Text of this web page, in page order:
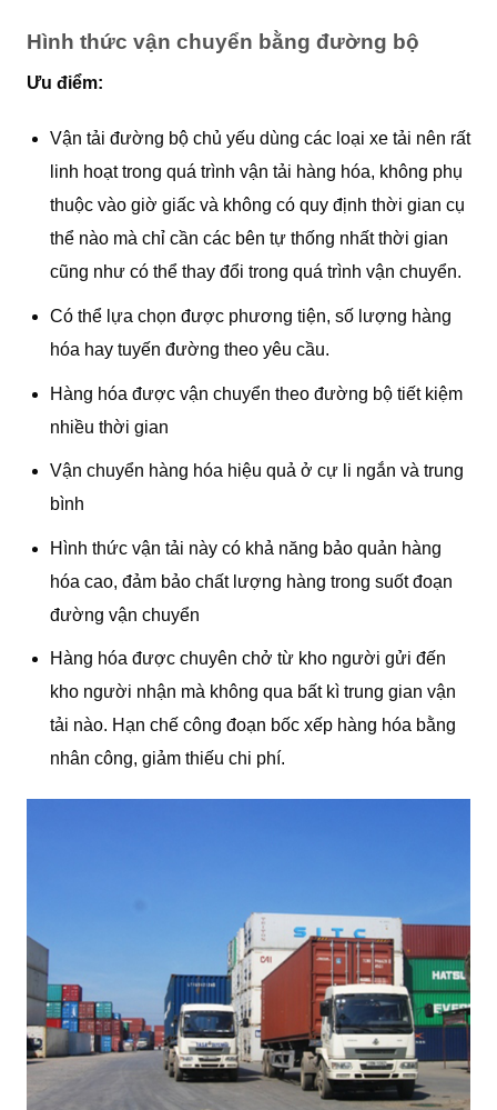
Hình thức vận chuyển bằng đường bộ
Ưu điểm:
Vận tải đường bộ chủ yếu dùng các loại xe tải nên rất
linh hoạt trong quá trình vận tải hàng hóa, không phụ
thuộc vào giờ giấc và không có quy định thời gian cụ
thể nào mà chỉ cần các bên tự thống nhất thời gian
cũng như có thể thay đổi trong quá trình vận chuyển.
Có thể lựa chọn được phương tiện, số lượng hàng
hóa hay tuyến đường theo yêu cầu.
Hàng hóa được vận chuyển theo đường bộ tiết kiệm
nhiều thời gian
Vận chuyển hàng hóa hiệu quả ở cự li ngắn và trung
bình
Hình thức vận tải này có khả năng bảo quản hàng
hóa cao, đảm bảo chất lượng hàng trong suốt đoạn
đường vận chuyển
Hàng hóa được chuyên chở từ kho người gửi đến
kho người nhận mà không qua bất kì trung gian vận
tải nào. Hạn chế công đoạn bốc xếp hàng hóa bằng
nhân công, giảm thiếu chi phí.